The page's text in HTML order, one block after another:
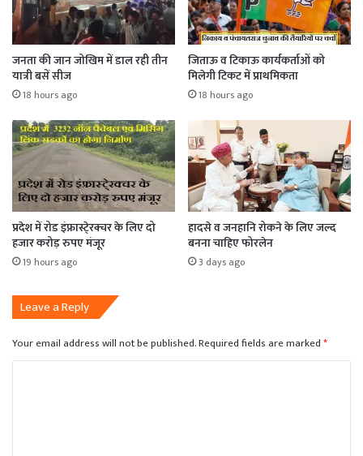
जनता की जान जोखिम में डाल रही तीन
यात्री बसें सीज
18 hours ago
जिताऊ व टिकाऊ कार्यकर्ताओं को
मिलेगी टिकट में प्राथमिकता
18 hours ago
प्रदेश में रोड इंफ्रास्टे्रक्चर के लिए दो
हजार करोड़ रुपए मंजूर
19 hours ago
हादसे व जनहानि रोकने के लिए जल्द
बनना चाहिए फोरलेन
3 days ago
Leave a Reply
Your email address will not be published.Required fields are marked*